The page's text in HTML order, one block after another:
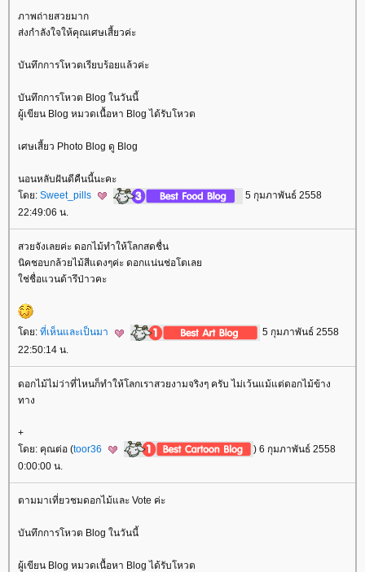
ภาพถ่ายสวยมาก
ส่งกำลังใจให้คุณเศษเสี้ยวค่ะ
บันทึกการโหวตเรียบร้อยแล้วค่ะ
บันทึกการโหวต Blog ในวันนี้
ผู้เขียน Blog หมวดเนื้อหา Blog ได้รับโหวต
เศษเสี้ยว Photo Blog ดู Blog
นอนหลับฝันดีคืนนี้นะคะ
ดย: Sweet_pills
5 กุมภาพันธ์ 2558
22:49:06 น.
สวยจังเลยค่ะ ดอกไม้ทำให้โลกสดชื่น
นิคชอบกล้วยไม้สีแดงๆค่ะ ดอกแน่นช่อโตเล
ช่ชื่อแวนด้ารึป่าวคะ
ดย: ที่เห็นและเป็นมา
5 กุมภาพันธ์ 2558
22:50:14 น.
ดอกไม้ไม่ว่าที่ไหนก็ทำให้โลกเราสวยงามจริงๆ ครับ ไม่เว้นแม้แต่ดอกไม้ข้าง
ทาง
+
ดย: คุณต่อ (toor36
) 6 กุมภาพันธ์ 2558
0:00:00 น.
ตามมาเที่ยวชมดอกไม้และ Vote ค่ะ
บันทึกการโหวต Blog ในวันนี้
ผู้เขียน Blog หมวดเนื้อหา Blog ได้รับโหวต